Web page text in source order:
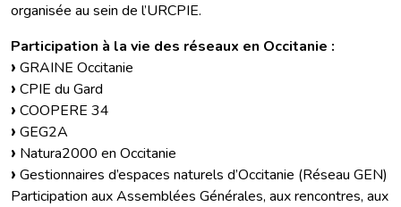
organisée au sein de l’URCPIE.
Participation à la vie des réseaux en Occitanie :
GRAINE Occitanie
CPIE du Gard
COOPERE 34
GEG2A
Natura2000 en Occitanie
Gestionnaires d’espaces naturels d’Occitanie (Réseau GEN)
Participation aux Assemblées Générales, aux rencontres, aux